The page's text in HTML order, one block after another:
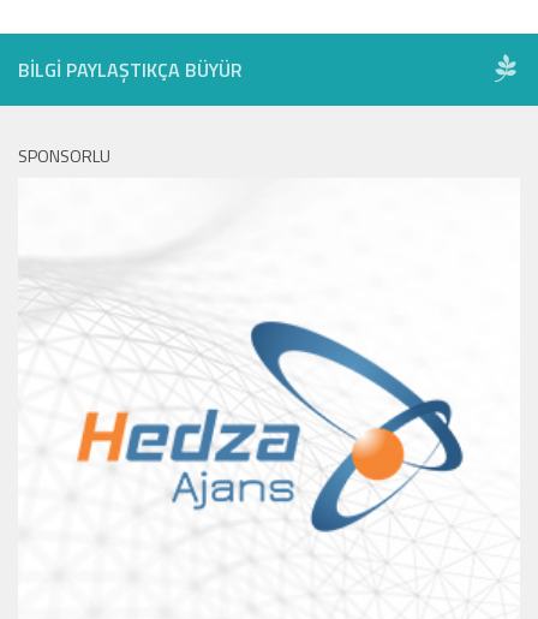
BILGI PAYLAŞTIKÇA BÜYÜR
SPONSORLU